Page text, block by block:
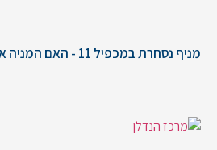
מניף נסחרת במכפיל 11 - האם המניה אטרקטיבית?